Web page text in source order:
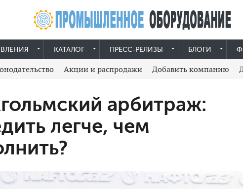
КАТАЛОГ ПРЕСС-РЕЛИЗЫ БЛОГИ
Акции и распродажи Добавить компанию
арбитраж:
легче, чем